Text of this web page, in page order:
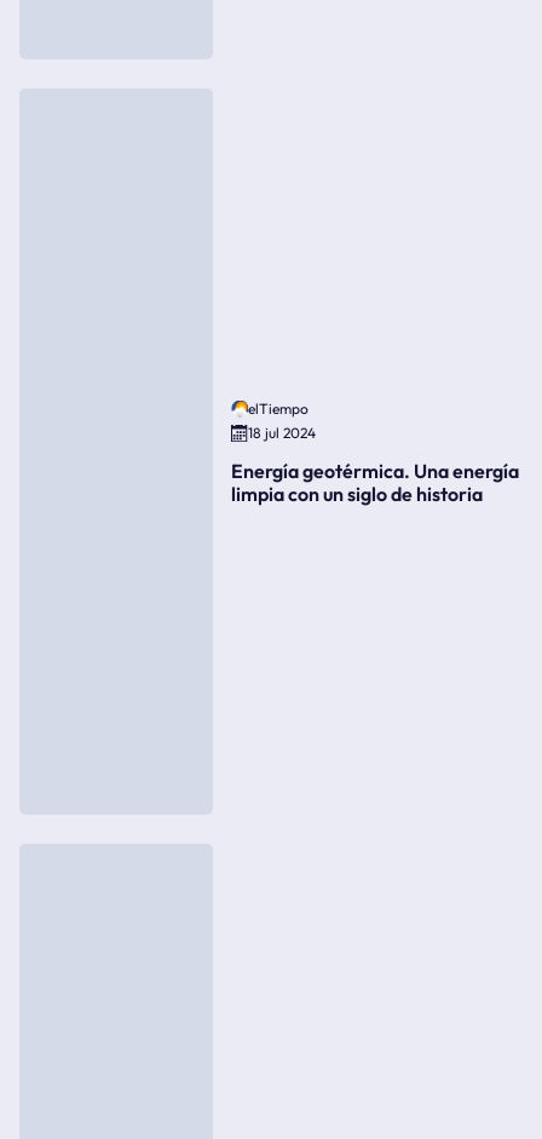
elTiempo
18 jul 2024
Energía geotérmica. Una energía
limpia con un siglo de historia